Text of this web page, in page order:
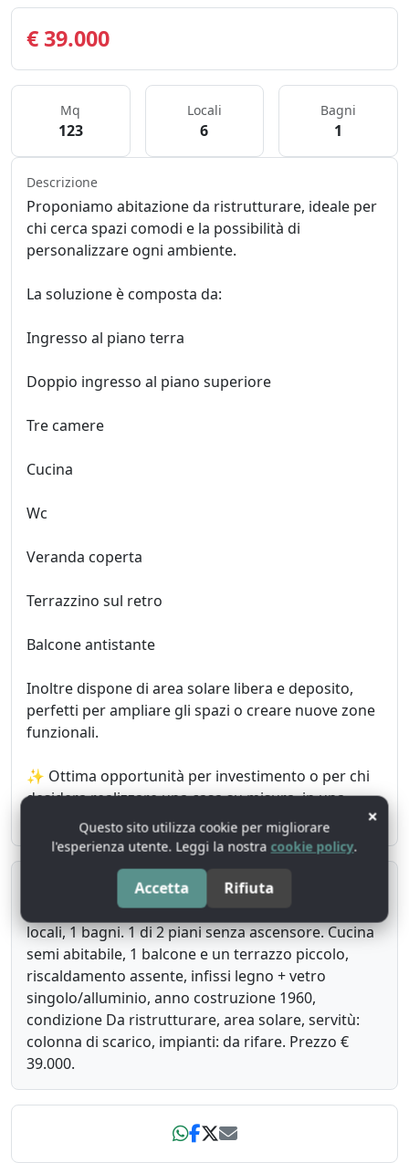
€ 39.000
Mq
123
Locali
6
Bagni
1
Descrizione
Proponiamo abitazione da ristrutturare, ideale per
chi cerca spazi comodi e la possibilità di
personalizzare ogni ambiente.
La soluzione è composta da:
Ingresso al piano terra
Doppio ingresso al piano superiore
Tre camere
Cucina
Wc
Veranda coperta
Terrazzino sul retro
Balcone antistante
Inoltre dispone di area solare libera e deposito,
perfetti per ampliare gli spazi o creare nuove zone
funzionali.
✨ Ottima opportunità per investimento o per chi
desidera realizzare una casa su misura, in una
posizione comoda e ben servita.
Abitazione 1° piano a Copertino (LE). 123 mq, 6
locali, 1 bagni. 1 di 2 piani senza ascensore. Cucina
semi abitabile, 1 balcone e un terrazzo piccolo,
riscaldamento assente, infissi legno + vetro
singolo/alluminio, anno costruzione 1960,
condizione Da ristrutturare, area solare, servitù:
colonna di scarico, impianti: da rifare. Prezzo €
39.000.
×
Questo sito utilizza cookie per migliorare
l'esperienza utente. Leggi la nostra cookie policy.
Accetta Rifiuta